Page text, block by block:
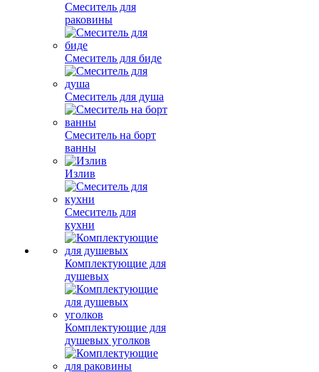
Смеситель для
раковины
Смеситель для биде
Смеситель для душа
Смеситель на борт
ванны
Излив
Смеситель для
кухни
Комплектующие для
душевых
Комплектующие для
душевых уголков